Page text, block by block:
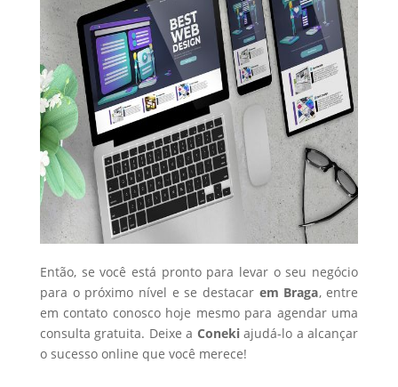
Então, se você está pronto para levar o seu negócio
para o próximo nível e se destacar em Braga, entre
em contato conosco hoje mesmo para agendar uma
consulta gratuita. Deixe a Conekiajudá-lo a alcançar
o sucesso online que você merece!